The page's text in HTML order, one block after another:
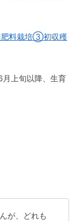
肥料栽培③初収穫
上旬以降、生育
が、どれも